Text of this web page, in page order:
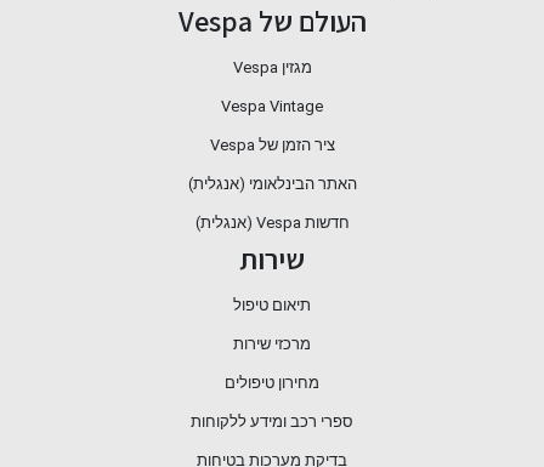
העולם של Vespa
מגזין Vespa
Vespa Vintage
ציר הזמן של Vespa
האתר הבינלאומי (אנגלית)
חדשות Vespa (אנגלית)
שירות
תיאום טיפול
מרכזי שירות
מחירון טיפולים
ספרי רכב ומידע ללקוחות
בדיקת מערכות בטיחות